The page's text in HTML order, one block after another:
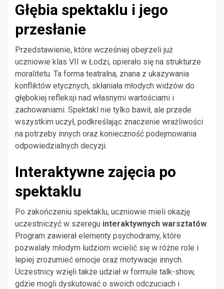
Głębia spektaklu i jego
przesłanie
Przedstawienie, które wcześniej obejrzeli już
uczniowie klas VII w Łodzi, opierało się na strukturze
moralitetu. Ta forma teatralna, znana z ukazywania
konfliktów etycznych, skłaniała młodych widzów do
głębokiej refleksji nad własnymi wartościami i
zachowaniami. Spektakl nie tylko bawił, ale przede
wszystkim uczył, podkreślając znaczenie wrażliwości
na potrzeby innych oraz konieczność podejmowania
odpowiedzialnych decyzji.
Interaktywne zajęcia po
spektaklu
Po zakończeniu spektaklu, uczniowie mieli okazję
uczestniczyć w szeregu interaktywnych warsztatów.
Program zawierał elementy psychodramy, które
pozwalały młodym ludziom wcielić się w różne role i
lepiej zrozumieć emocje oraz motywacje innych.
Uczestnicy wzięli także udział w formule talk-show,
gdzie mogli dyskutować o swoich odczuciach i